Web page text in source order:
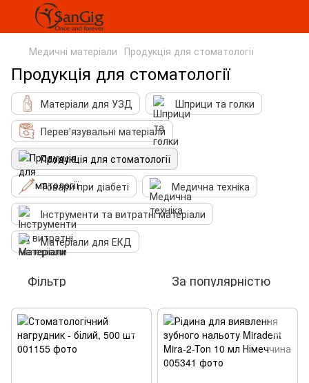
Медичні матеріали Продукція для стоматології
Продукція для стоматології
Матеріали для УЗД
Шприци та голки
Перев'язувальні матеріали
Продукція для стоматології
Товари при діабеті
Медична техніка
Інструменти та витратні матеріали
Матеріали для ЕКД
Фільтр За популярністю